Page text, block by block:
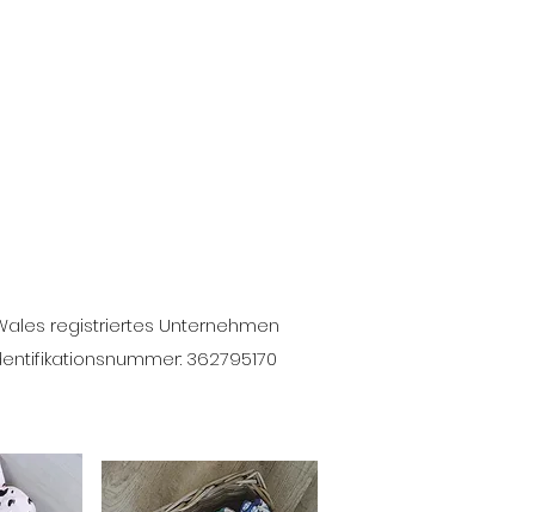
registriertes Unternehmen
362795170